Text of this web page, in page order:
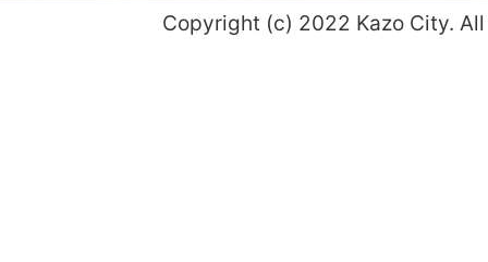
Copyright (c) 2022 Kazo City.